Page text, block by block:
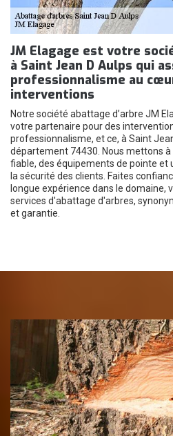
JM Elagage est votre
à Saint Jean D Aulps qui
professionnalisme au
interventions
Notre société abattage d’arbre JM
votre partenaire pour des
professionnalisme, et ce, à Saint
département 74430. Nous mettons
fiable, des équipements de pointe et
la sécurité des clients. Faites
longue expérience dans le domaine,
services d'abattage d'arbres,
et garantie.